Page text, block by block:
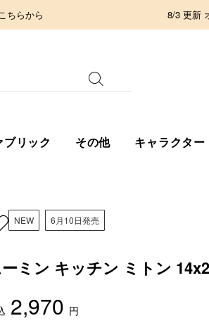
ちらから 8/3 更新
リック その他 キャラクター
NEW 6月10日発売
ミン キッチン ミトン
2,970 円